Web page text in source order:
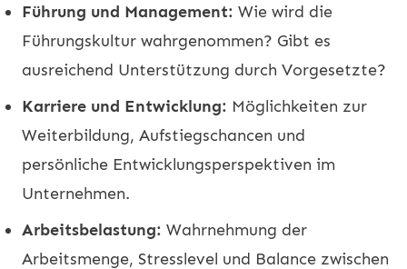
Führung und Management: Wie wird die
Führungskultur wahrgenommen? Gibt es
ausreichend Unterstützung durch Vorgesetzte?
Karriere und Entwicklung: Möglichkeiten zur
Weiterbildung, Aufstiegschancen und
persönliche Entwicklungsperspektiven im
Unternehmen.
Arbeitsbelastung: Wahrnehmung der
Arbeitsmenge, Stresslevel und Balance zwischen